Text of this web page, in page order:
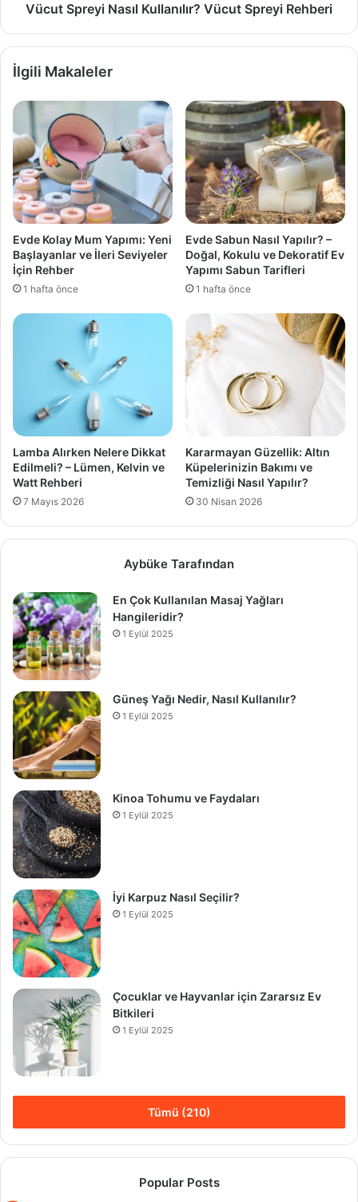
Vücut Spreyi Nasıl Kullanılır? Vücut Spreyi Rehberi
İlgili Makaleler
Evde Kolay Mum Yapımı: Yeni
Başlayanlar ve İleri Seviyeler
İçin Rehber
1 hafta önce
Evde Sabun Nasıl Yapılır? –
Doğal, Kokulu ve Dekoratif Ev
Yapımı Sabun Tarifleri
1 hafta önce
Lamba Alırken Nelere Dikkat
Edilmeli? – Lümen, Kelvin ve
Watt Rehberi
7 Mayıs 2026
Kararmayan Güzellik: Altın
Küpelerinizin Bakımı ve
Temizliği Nasıl Yapılır?
30 Nisan 2026
Aybüke Tarafından
En Çok Kullanılan Masaj Yağları
Hangileridir?
1 Eylül 2025
Güneş Yağı Nedir, Nasıl Kullanılır?
1 Eylül 2025
Kinoa Tohumu ve Faydaları
1 Eylül 2025
İyi Karpuz Nasıl Seçilir?
1 Eylül 2025
Çocuklar ve Hayvanlar için Zararsız Ev
Bitkileri
1 Eylül 2025
Tümü (210)
Popular Posts